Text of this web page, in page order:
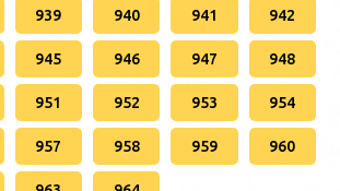
939 940 941 942
945 946 947 948
951 952 953 954
957 958 959 960